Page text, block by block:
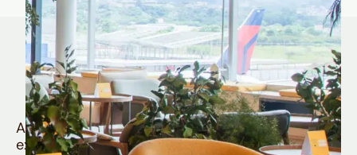
Quem é Nomad tem
muito mais
Aproveite todos os benefícios e vantagens
exclusivas da sua Conta Internacional